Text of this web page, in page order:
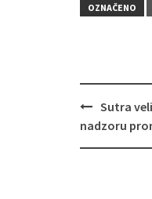
OZNAČENO
Navigacija
objava
Sutra
nadzoru